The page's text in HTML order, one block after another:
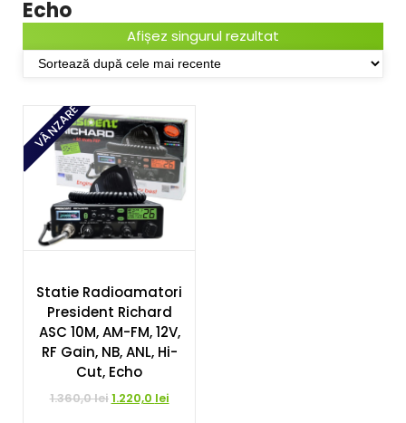
Echo
Afișez singurul rezultat
VÂNZARE
Statie Radioamatori
President Richard
ASC 10M, AM-FM, 12V,
RF Gain, NB, ANL, Hi-
Cut, Echo
1.360,0lei Prețul
1.220,0 leiPrețul